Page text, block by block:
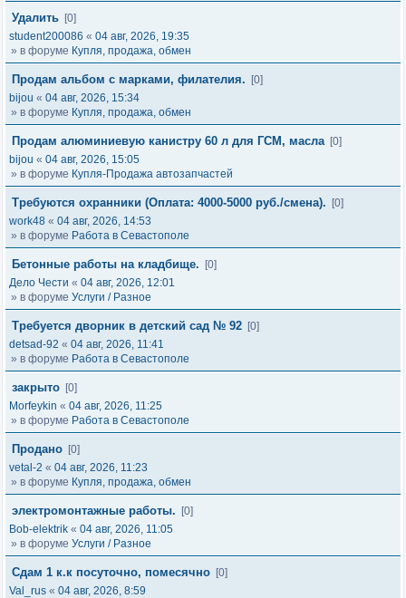
Удалить [0]
student200086 « 04 авг, 2026, 19:35
» в форуме Купля, продажа, обмен
Продам альбом с марками, филателия.
[0]
bijou « 04 авг, 2026, 15:34
» в форуме Купля, продажа, обмен
Продам алюминиевую канистру 60 л для ГСМ, масла [0]
bijou « 04 авг, 2026, 15:05
» в форуме Купля-Продажа автозапчастей
Требуются охранники (Оплата: 4000-5000 руб./смена).
[0]
work48 « 04 авг, 2026, 14:53
» в форуме Работа в Севастополе
Бетонные работы на кладбище.
[0]
Дело Чести « 04 авг, 2026, 12:01
» в форуме Услуги / Разное
Требуется дворник в детский сад № 92 [0]
detsad-92 « 04 авг, 2026, 11:41
» в форуме Работа в Севастополе
закрыто [0]
Morfeykin « 04 авг, 2026, 11:25
» в форуме Работа в Севастополе
Продано [0]
vetal-2 « 04 авг, 2026, 11:23
» в форуме Купля, продажа, обмен
электромонтажные работы.
[0]
Bob-elektrik « 04 авг, 2026, 11:05
» в форуме Услуги / Разное
Сдам 1 к.к посуточно, помесячно [0]
Val_rus « 04 авг, 2026, 8:59